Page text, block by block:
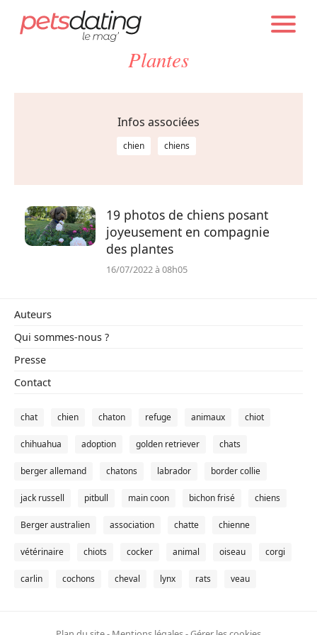
Chien
Chat
Tops
PETS DATING INFOS
Plantes
Infos associées
chien chiens
19 photos de chiens posant
joyeusement en compagnie
des plantes
16/07/2022 à 08h05
Auteurs
Qui sommes-nous ?
Presse
Contact
chat chien chaton refuge animaux chiot
chihuahua adoption golden retriever chats
berger allemand chatons labrador border collie
jack russell pitbull main coon bichon frisé chiens
Berger australien association chatte chienne
vétérinaire chiots cocker animal oiseau corgi
carlin cochons cheval lynx rats veau